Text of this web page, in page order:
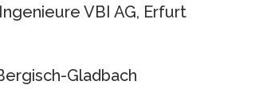
VBI AG, Erfurt
Gladbach